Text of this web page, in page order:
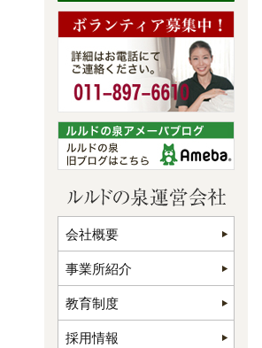
会社概要
事業所紹介
教育制度
採用情報